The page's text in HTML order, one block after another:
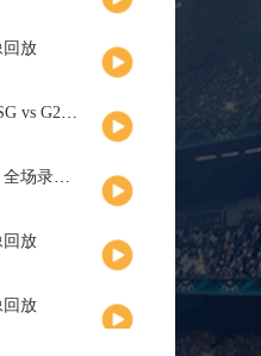
回放
录像回放
像回放
回放
回放